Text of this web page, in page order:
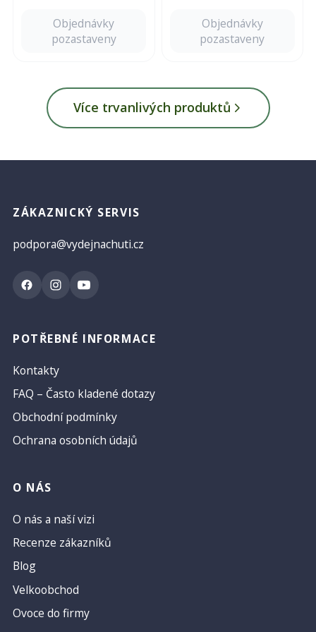
Objednávky
pozastaveny
Objednávky
pozastaveny
Více trvanlivých produktů
ZÁKAZNICKÝ SERVIS
podpora@vydejnachuti.cz
POTŘEBNÉ INFORMACE
Kontakty
FAQ – Často kladené dotazy
Obchodní podmínky
Ochrana osobních údajů
O NÁS
O nás a naší vizi
Recenze zákazníků
Blog
Velkoobchod
Ovoce do firmy